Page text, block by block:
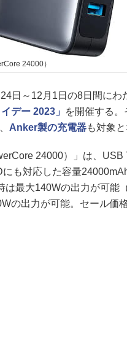
24000）
日～12月1日の8日間にわ
デー 2023」
を開催する。
Anker製の充電器も対象
24000）」は、USB
も対応した容量
は最大140Wの出力が可能
の出力が可能。セール価